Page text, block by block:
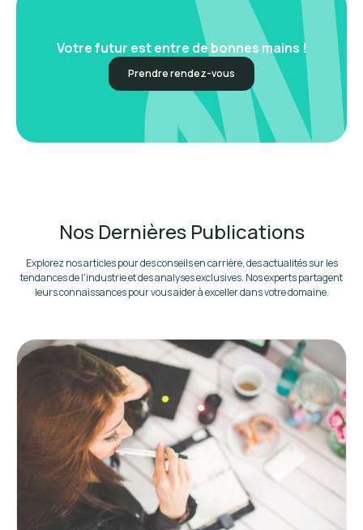
Votre futur est entre de bonnes mains !
Prendre rendez-vous
Nos Dernières Publications
Explorez nos articles pour des conseils en carrière, des actualités sur les
tendances de l'industrie et des analyses exclusives. Nos experts partagent
leurs connaissances pour vous aider à exceller dans votre domaine.